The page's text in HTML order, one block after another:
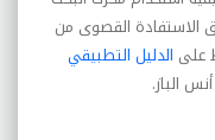
الاستفادة القصوى من
على الدليل التطبيقي
الباز.